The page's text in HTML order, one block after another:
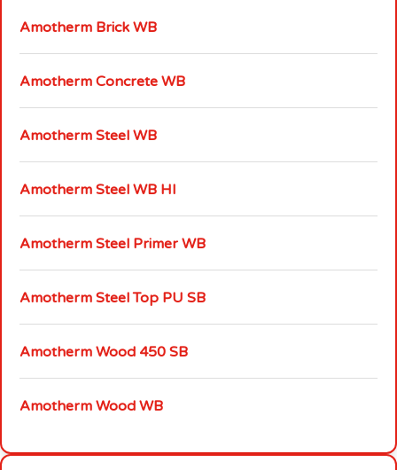
Amotherm Brick WB
Amotherm Concrete WB
Amotherm Steel WB
Amotherm Steel WB HI
Amotherm Steel Primer WB
Amotherm Steel Top PU SB
Amotherm Wood 450 SB
Amotherm Wood WB